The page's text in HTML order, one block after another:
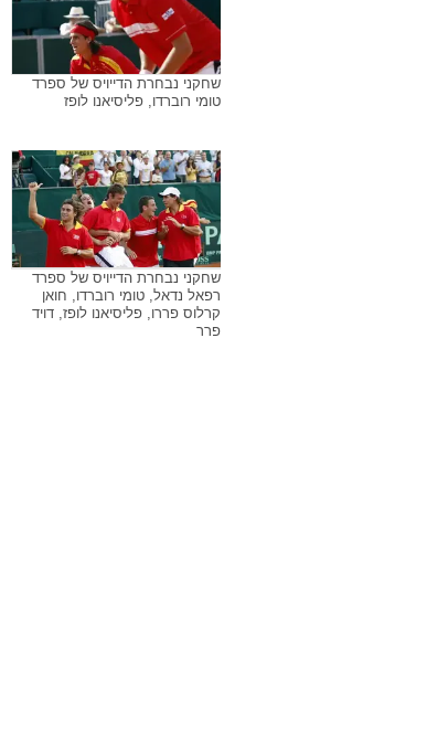
שחקני נבחרת הדייויס של ספרד
טומי רוברדו, פליסיאנו לופז
שחקני נבחרת הדייויס של ספרד
רפאל נדאל, טומי רוברדו, חואן
קרלוס פררו, פליסיאנו לופז, דויד
פרר